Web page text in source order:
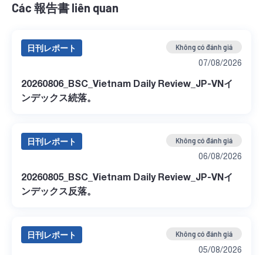
Các 報告書 liên quan
日刊レポート Không có đánh giá
07/08/2026
20260806_BSC_Vietnam Daily Review_JP-VNイ
ンデックス続落。
日刊レポート Không có đánh giá
06/08/2026
20260805_BSC_Vietnam Daily Review_JP-VNイ
ンデックス反落。
日刊レポート Không có đánh giá
05/08/2026